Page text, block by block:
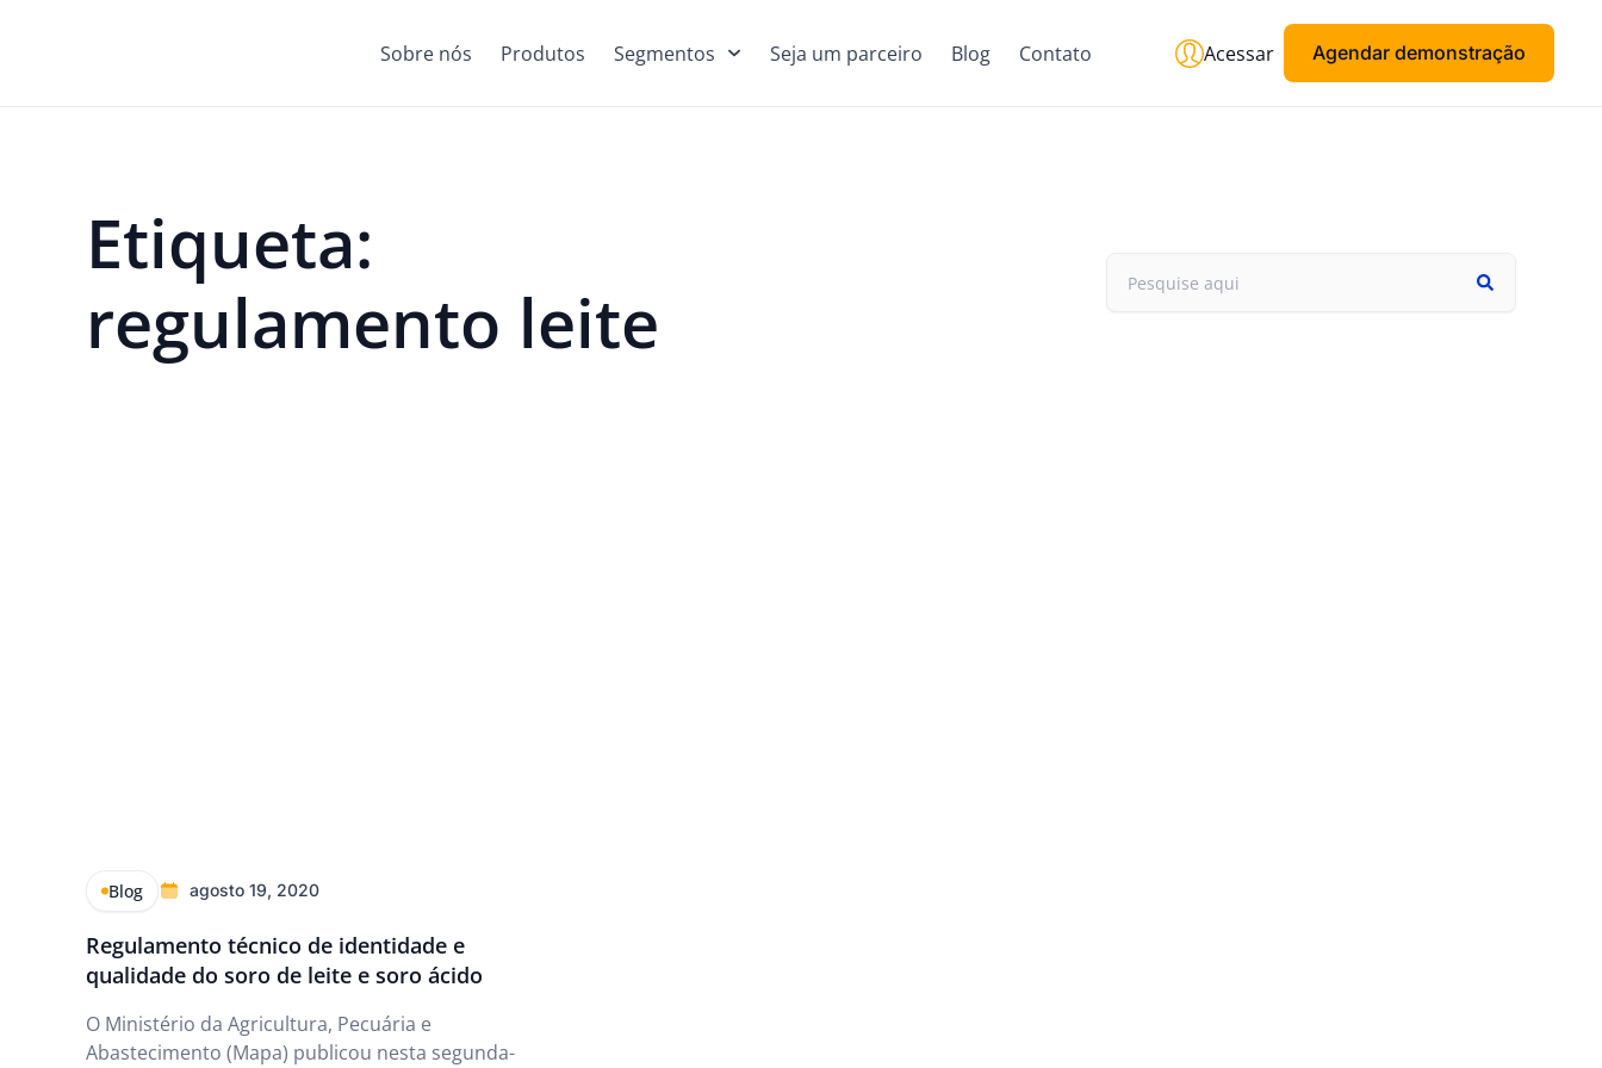
Sobre nós Produtos Segmentos Seja um parceiro Blog Contato Agendar demonstração
Acessar
Etiqueta:
regulamento leite
Blog agosto 19, 2020
Regulamento técnico de identidade e
qualidade do soro de leite e soro ácido
O Ministério da Agricultura, Pecuária e
Abastecimento (Mapa) publicou nesta segunda-